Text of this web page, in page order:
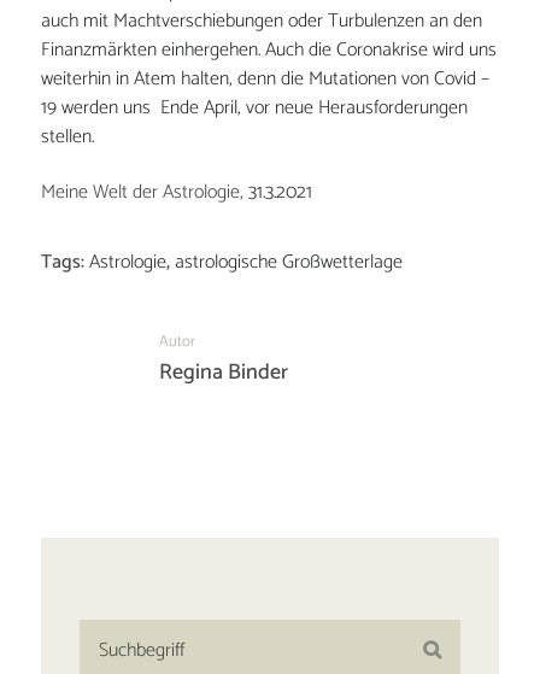
auch mit Machtverschiebungen oder Turbulenzen an den
Finanzmärkten einhergehen. Auch die Coronakrise wird uns
weiterhin in Atem halten, denn die Mutationen von Covid –
19 werden uns Ende April, vor neue Herausforderungen
stellen.
Meine Welt der Astrologie,31.3.2021
Tags:Astrologie,astrologische Großwetterlage
Autor
Regina Binder